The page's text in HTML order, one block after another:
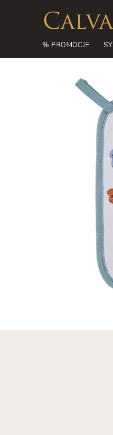
% PROMOCJE